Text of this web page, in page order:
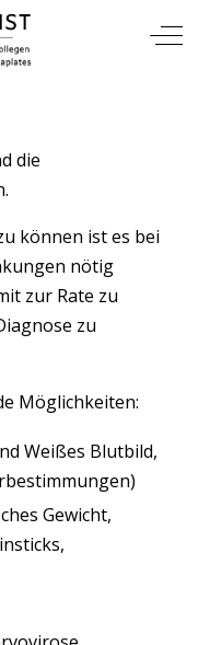
die
können ist es bei
nötig
zur Rate zu
zu
Möglichkeiten:
Weißes Blutbild,
Gewicht,